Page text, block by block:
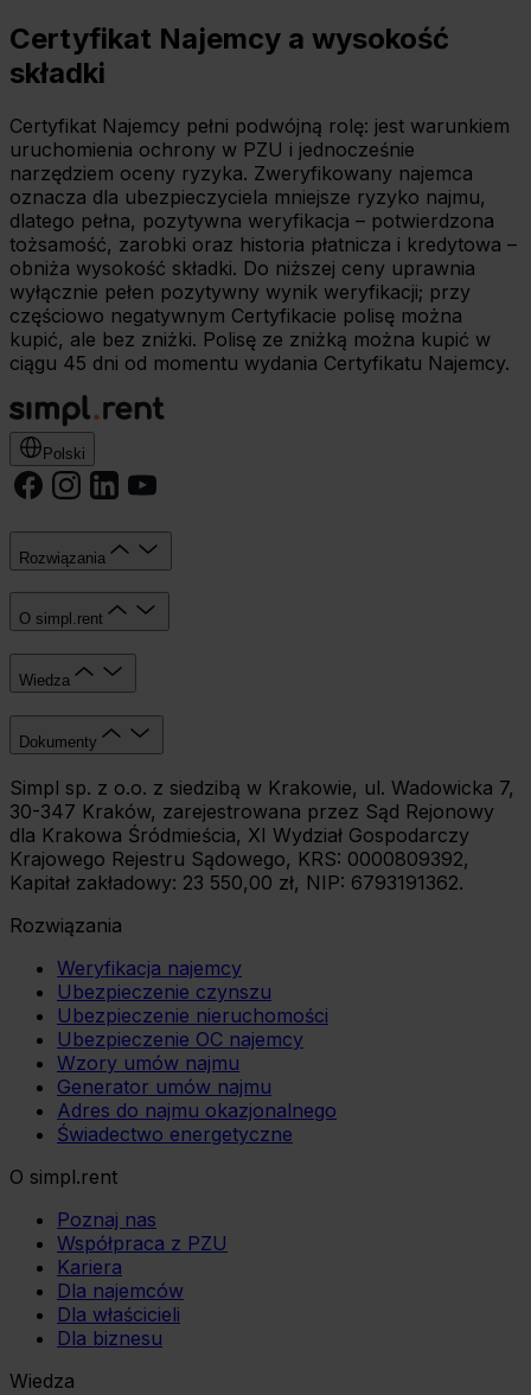
Certyfikat Najemcy a wysokość
składki
Certyfikat Najemcy pełni podwójną rolę: jest warunkiem
uruchomienia ochrony w PZU i jednocześnie
narzędziem oceny ryzyka. Zweryfikowany najemca
oznacza dla ubezpieczyciela mniejsze ryzyko najmu,
dlatego pełna, pozytywna weryfikacja – potwierdzona
tożsamość, zarobki oraz historia płatnicza i kredytowa –
obniża wysokość składki. Do niższej ceny uprawnia
wyłącznie pełen pozytywny wynik weryfikacji; przy
częściowo negatywnym Certyfikacie polisę można
kupić, ale bez zniżki. Polisę ze zniżką można kupić w
ciągu 45 dni od momentu wydania Certyfikatu Najemcy.
Polski
Rozwiązania
O simpl.rent
Wiedza
Dokumenty
Simpl sp. z o.o. z siedzibą w Krakowie, ul. Wadowicka 7,
30-347 Kraków, zarejestrowana przez Sąd Rejonowy
dla Krakowa Śródmieścia, XI Wydział Gospodarczy
Krajowego Rejestru Sądowego, KRS: 0000809392,
Kapitał zakładowy: 23 550,00 zł, NIP: 6793191362.
Rozwiązania
Weryfikacja najemcy
Ubezpieczenie czynszu
Ubezpieczenie nieruchomości
Ubezpieczenie OC najemcy
Wzory umów najmu
Generator umów najmu
Adres do najmu okazjonalnego
Świadectwo energetyczne
O simpl.rent
Poznaj nas
Współpraca z PZU
Kariera
Dla najemców
Dla właścicieli
Dla biznesu
Wiedza